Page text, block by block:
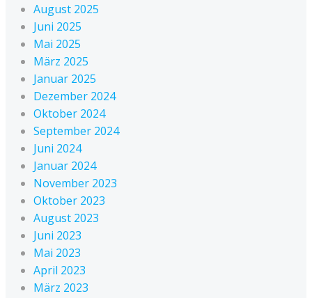
August 2025
Juni 2025
Mai 2025
März 2025
Januar 2025
Dezember 2024
Oktober 2024
September 2024
Juni 2024
Januar 2024
November 2023
Oktober 2023
August 2023
Juni 2023
Mai 2023
April 2023
März 2023